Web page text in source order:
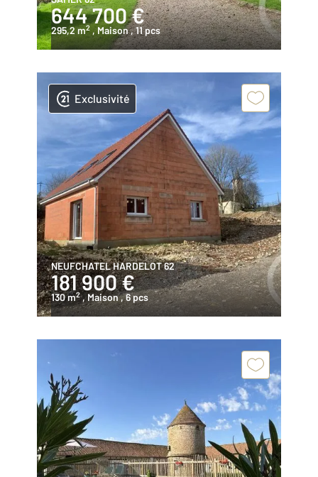
644 700 €
295,2 m2 , Maison, 11 pcs
Exclusivité
NEUFCHATEL HARDELOT 62
181 900 €
130 m2 , Maison, 6 pcs